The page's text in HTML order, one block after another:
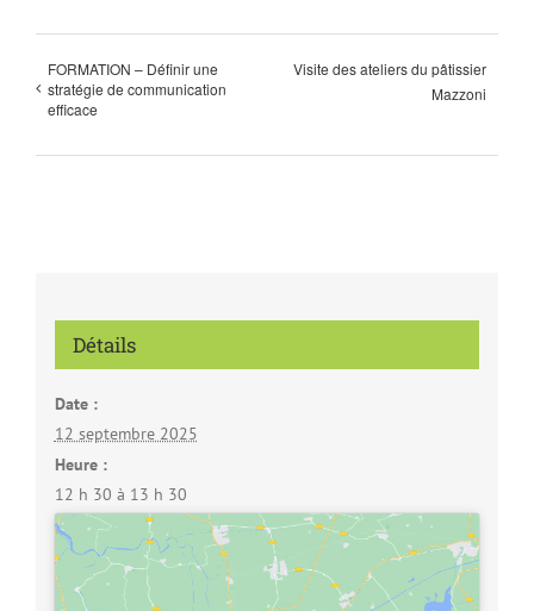
FORMATION – Définir une
stratégie de communication
efficace
Visite des ateliers du pâtissier
Mazzoni
Détails
Date :
12 septembre 2025
Heure :
12 h 30 à 13 h 30